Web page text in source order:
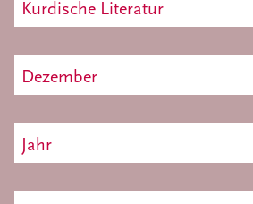
Kurdische Literatur
Dezember
Jahr